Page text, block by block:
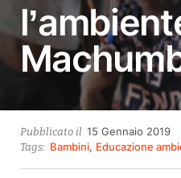
Pubblicato il 15 Gennaio 201914
Tags: Bambini, Educazione